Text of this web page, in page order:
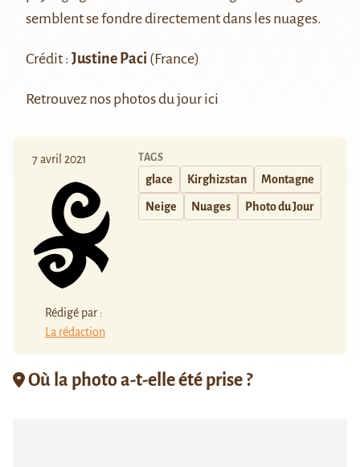
semblent se fondre directement dans les nuages.
Crédit : Justine Paci (France)
Retrouvez nos photos du jourici
7 avril 2021
Rédigé par :
La rédaction
TAGS
glace Kirghizstan Montagne
Neige Nuages Photo du Jour
Où la photo a-t-elle été prise ?